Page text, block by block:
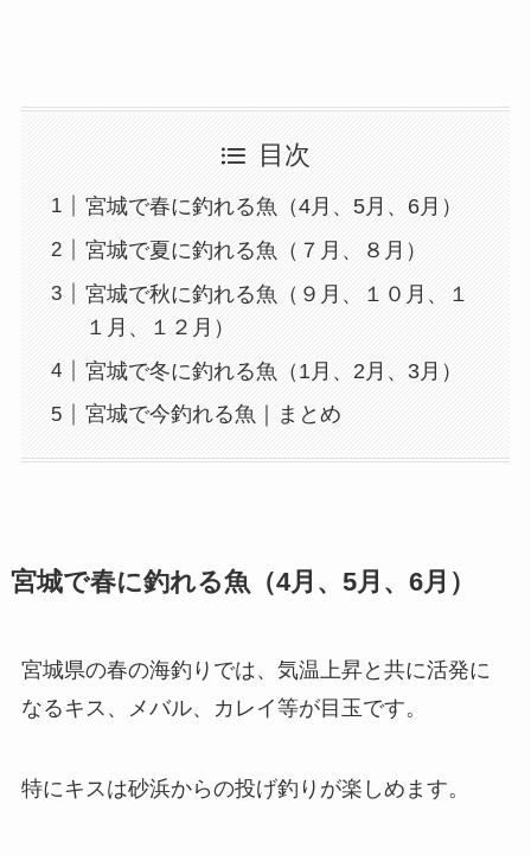
目次
宮城で春に釣れる魚（4月、5月、6月）
宮城で夏に釣れる魚（７月、８月）
宮城で秋に釣れる魚（９月、１０月、１
１月、１２月）
宮城で冬に釣れる魚（1月、2月、3月）
宮城で今釣れる魚｜まとめ
宮城で春に釣れる魚（4月、5月、6月）
宮城県の春の海釣りでは、気温上昇と共に活発に
なるキス、メバル、カレイ等が目玉です。
特にキスは砂浜からの投げ釣りが楽しめます。